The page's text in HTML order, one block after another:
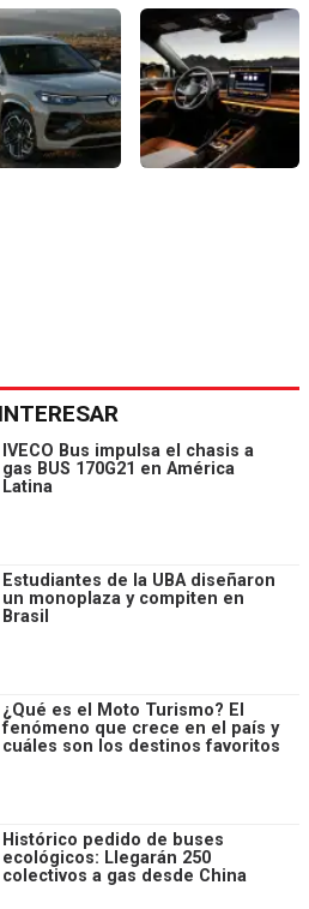
IVECO Bus impulsa el chasis a
gas BUS 170G21 en América
Latina
Estudiantes de la UBA diseñaron
un monoplaza y compiten en
Brasil
¿Qué es el Moto Turismo? El
fenómeno que crece en el país y
cuáles son los destinos favoritos
Histórico pedido de buses
ecológicos: Llegarán 250
colectivos a gas desde China